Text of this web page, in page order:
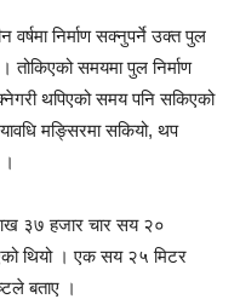
निर्माण सक्नुपर्ने उक्त पुल
तोकिएको समयमा पुल निर्माण
थपिएको समय पनि सकिएको
मङ्सिरमा सकियो, थप
३७ हजार चार सय २०
थियो । एक सय २५ मिटर
बताए ।